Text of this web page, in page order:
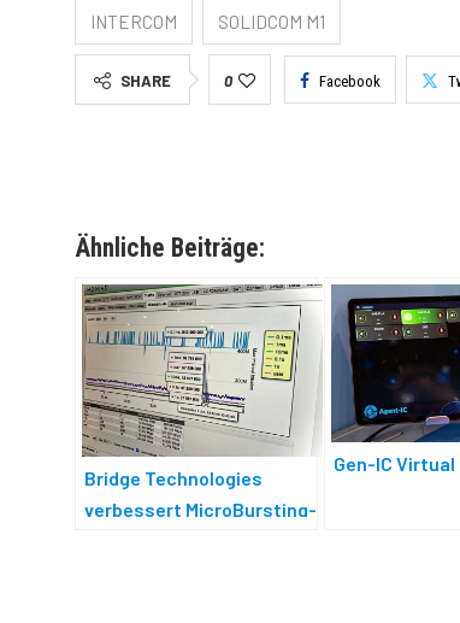
INTERCOM SOLIDCOM M1
SHARE 0 Facebook
Ähnliche Beiträge:
Bridge Technologies
verbessert MicroBursting-
Gen-IC